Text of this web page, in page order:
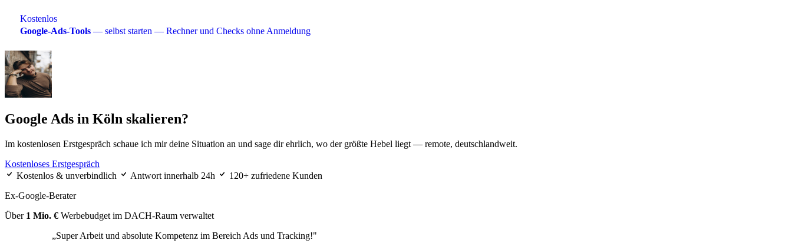
Kostenlos
Google-Ads-Tools — selbst starten — Rechner und Checks ohne Anmeldung
Google Ads in Köln skalieren?
Im kostenlosen Erstgespräch schaue ich mir deine Situation an und sage dir ehrlich, wo der größte Hebel liegt — remote, deutschlandweit.
Kostenloses Erstgespräch
Kostenlos & unverbindlich
Antwort innerhalb 24h
120+ zufriedene Kunden
Ex-Google-Berater
Über 1 Mio. € Werbebudget im DACH-Raum verwaltet
„Super Arbeit und absolute Kompetenz im Bereich Ads und Tracking!"